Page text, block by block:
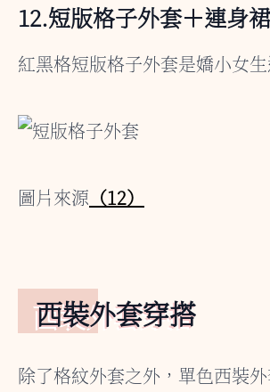
12.短版格子外套＋連身裙
紅黑格短版格子外套是嬌小女
圖片來源 （12）
西裝外套穿搭
除了格紋外套之外，單色西裝